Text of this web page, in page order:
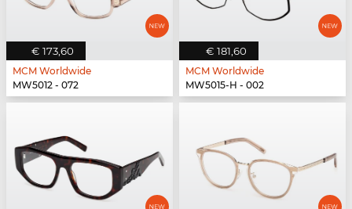
€ 173,60
MCM Worldwide
MW5012 - 072
€ 181,60
MCM Worldwide
MW5015-H - 002